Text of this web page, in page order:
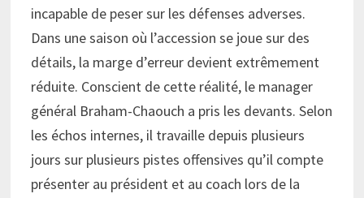
incapable de peser sur les défenses adverses.
Dans une saison où l’accession se joue sur des
détails, la marge d’erreur devient extrêmement
réduite. Conscient de cette réalité, le manager
général Braham-Chaouch a pris les devants. Selon
les échos internes, il travaille depuis plusieurs
jours sur plusieurs pistes offensives qu’il compte
présenter au président et au coach lors de la